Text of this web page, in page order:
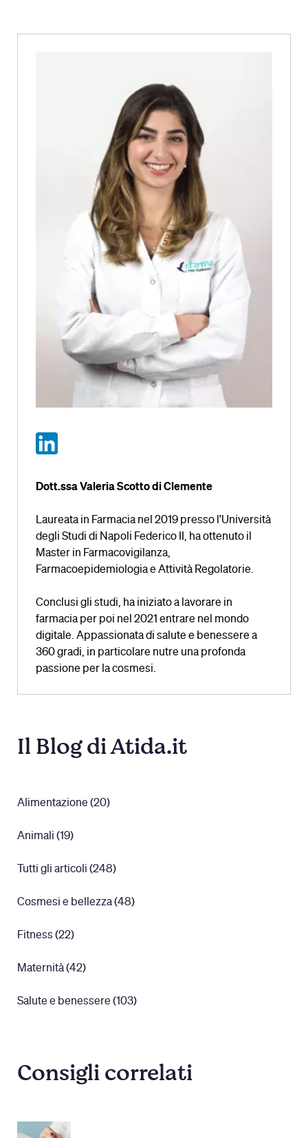
Dott.ssa Valeria Scotto di Clemente
Laureata in Farmacia nel 2019 presso l'Università
degli Studi di Napoli Federico II, ha ottenuto il
Master in Farmacovigilanza,
Farmacoepidemiologia e Attività Regolatorie.
Conclusi gli studi, ha iniziato a lavorare in
farmacia per poi nel 2021 entrare nel mondo
digitale. Appassionata di salute e benessere a
360 gradi, in particolare nutre una profonda
passione per la cosmesi.
Il Blog di Atida.it
Alimentazione (20)
Animali (19)
Tutti gli articoli (248)
Cosmesi e bellezza (48)
Fitness (22)
Maternità (42)
Salute e benessere (103)
Consigli correlati